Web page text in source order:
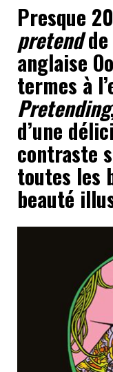
Presque
pretendde
anglaise
termes à
Pretending
d’une
contraste
toutes les
beauté